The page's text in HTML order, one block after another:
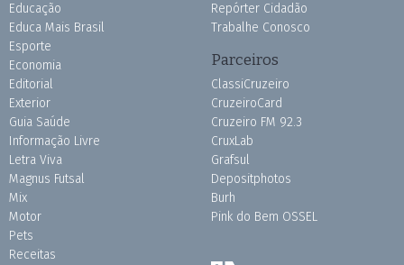
Educação
Educa Mais Brasil
Esporte
Economia
Editorial
Exterior
Guia Saúde
Informação Livre
Letra Viva
Magnus Futsal
Mix
Motor
Pets
Receitas
Repórter Cidadão
Trabalhe Conosco
Parceiros
ClassiCruzeiro
CruzeiroCard
Cruzeiro FM 92.3
CruxLab
Grafsul
Depositphotos
Burh
Pink do Bem OSSEL